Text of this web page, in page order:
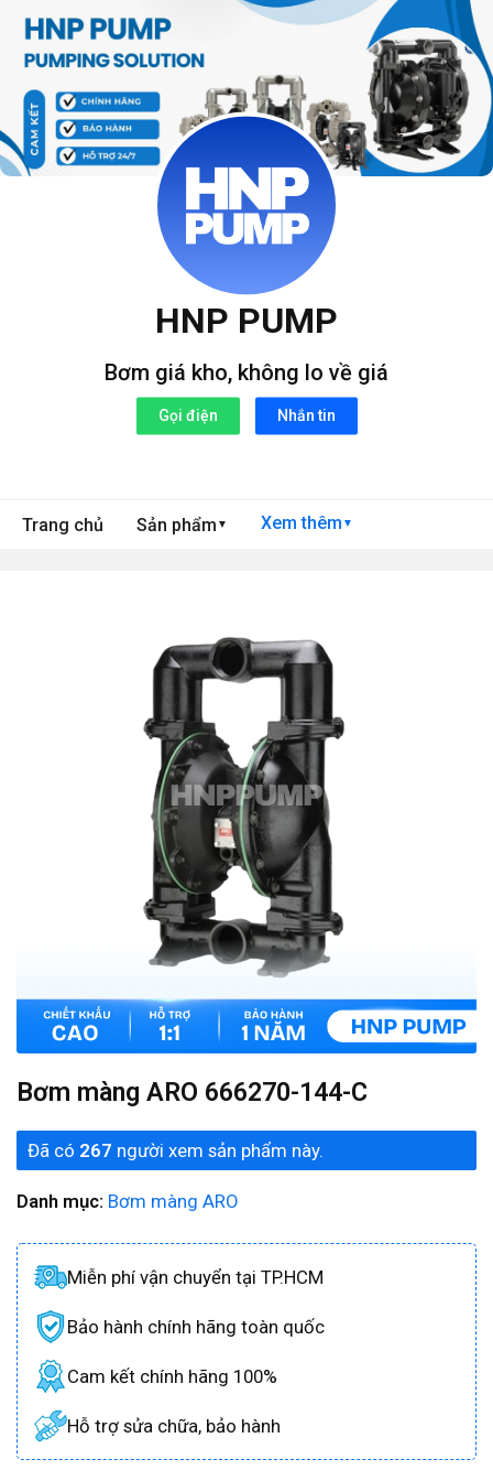
qua
dung
HNP PUMP
Bơm giá kho, không lo về giá
Gọi điện Nhắn tin
Trang chủ Sản phẩm ▼ Xem thêm ▼
Bơm màng ARO 666270-144-C
Đã có 267 người xem sản phẩm này.
Danh mục: Bơm màng ARO
Miễn phí vận chuyển tại TP.HCM
Bảo hành chính hãng toàn quốc
Cam kết chính hãng 100%
Hỗ trợ sửa chữa, bảo hành